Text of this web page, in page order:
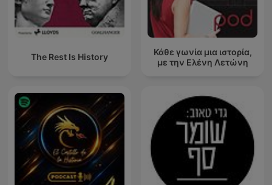
The Rest Is History
Κάθε γωνία μια ιστορία,
με την Ελένη Λετώνη